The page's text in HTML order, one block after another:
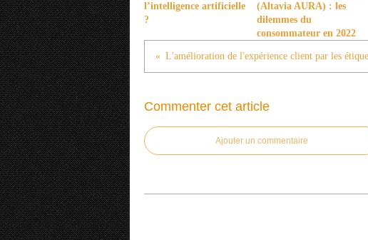
l’intelligence artificielle
?
(Altavia AURA) : les
dilemmes du
consommateur en 2022
Commenter cet article
Ajouter un commentaire